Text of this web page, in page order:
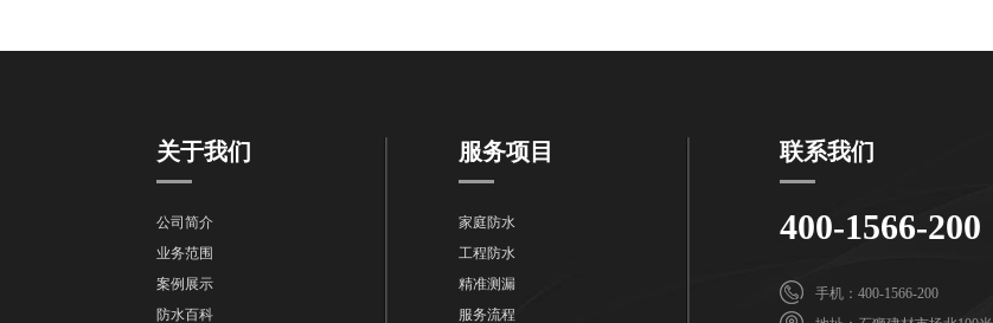
关于我们
公司简介
业务范围
案例展示
防水百科
服务项目
家庭防水
工程防水
精准测漏
服务流程
联系我们
400-1566-200
手机：400-1566-200